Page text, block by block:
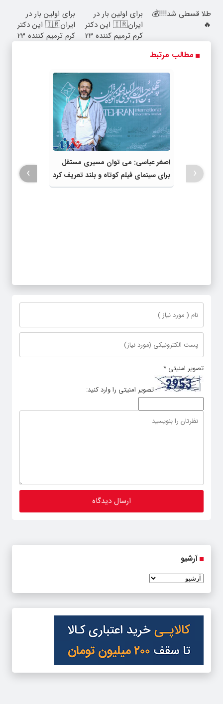
طلا قسطی شد!!!!💰
🔥
برای اولین بار در
ایران🇮🇷 این دکتر
کرم ترمیم کننده 23
برای اولین بار در
ایران🇮🇷 این دکتر
کرم ترمیم کننده 23
مطالب مرتبط
اصغر عباسی: می توان مسیری مستقل
برای سینمای فیلم کوتاه و بلند تعریف کرد
‹
›
تصویر امنیتی *
تصویر امنیتی را وارد کنید:
آرشیو